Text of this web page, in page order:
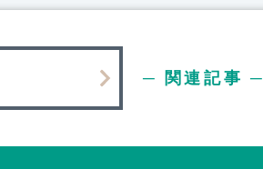
─ 関連記事 ─